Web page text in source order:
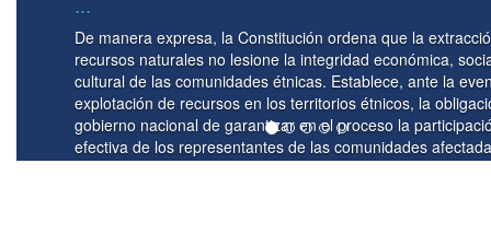
La implementación de la unidad de caja en el manejo
recursos que son transferidos al Fondo Nacional para
del Riesgo de Desastres -FNGRD- tiene asidero
principalmente en el Decreto 1477 de 2025 por el cual
Presupuesto General de la Nación para la vigencia
se detallan las apropiaciones y se clasifican y definen